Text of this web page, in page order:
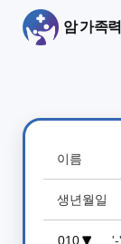
암 가족